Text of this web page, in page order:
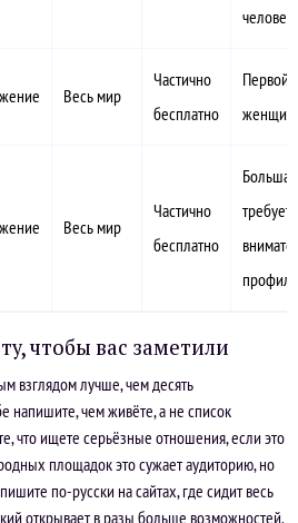
Весь мир
Частично
бесплатно
Первой
Весь мир
Частично
бесплатно
требует
чтобы вас заметили
взглядом лучше, чем десять
напишите, чем живёте, а не список
что ищете серьёзные отношения, если это
площадок это сужает аудиторию, но
по-русски на сайтах, где сидит весь
открывает в разы больше возможностей.